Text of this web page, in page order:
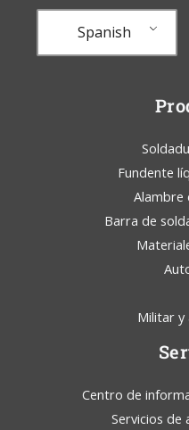
Spanish
Fundente
Alambre
Barra de
Militar y
Centro de
Servicios de